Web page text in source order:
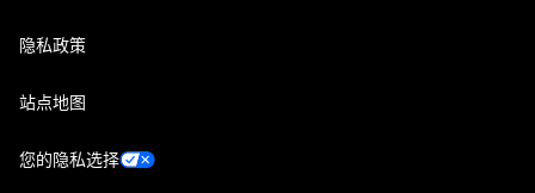
隐私政策
站点地图
您的隐私选择